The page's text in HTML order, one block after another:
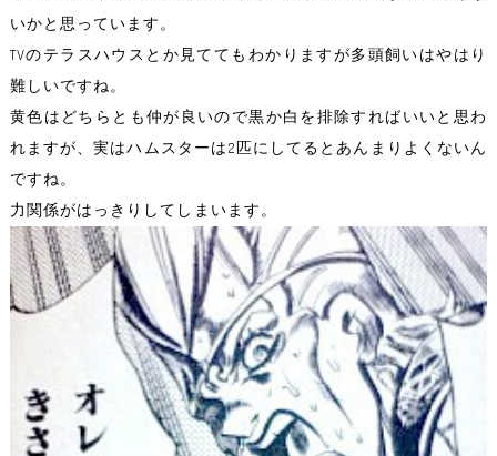
いかと思っています。
TVのテラスハウスとか見ててもわかりますが多頭飼いはやはり
難しいですね。
黄色はどちらとも仲が良いので黒か白を排除すればいいと思わ
れますが、実はハムスターは2匹にしてるとあんまりよくないん
ですね。
力関係がはっきりしてしまいます。